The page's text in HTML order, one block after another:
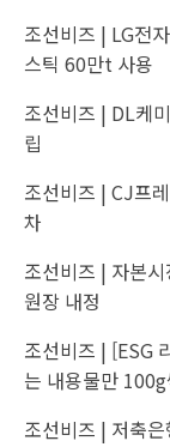
조선비즈 | LG전
스틱 60만t 사용
조선비즈 | DL케
립
조선비즈 | CJ프
차
조선비즈 | 자본
원장 내정
조선비즈 | [ESG
는 내용물만
조선비즈 | 저축은